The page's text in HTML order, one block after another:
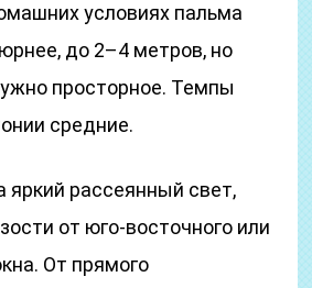
условиях пальма
до 2–4 метров, но
просторное. Темпы
средние.
яркий рассеянный свет,
от юго-восточного или
От прямого